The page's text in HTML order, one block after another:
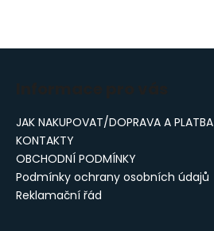
JAK NAKUPOVAT/DOPRAVA A PLATBA
KONTAKTY
OBCHODNÍ PODMÍNKY
Podmínky ochrany osobních údajů
Reklamační řád